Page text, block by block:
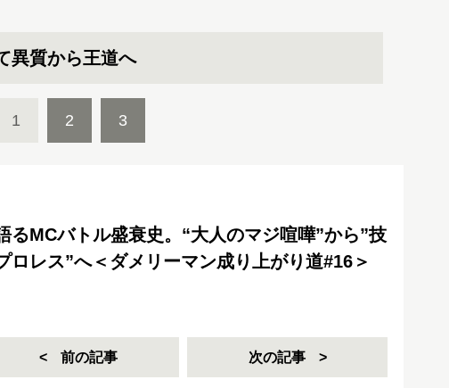
異質から王道へ
1 2 3
るMCバトル盛衰史。“大人のマジ喧嘩”から”技
ロレス”へ＜ダメリーマン成り上がり道#16＞
前の記事 次の記事